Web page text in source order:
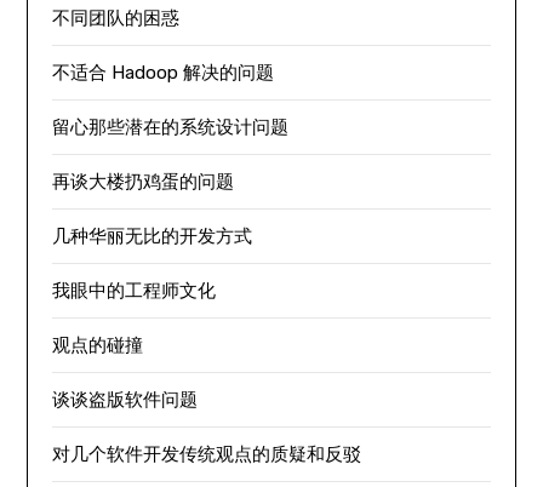
不同团队的困惑
不适合 Hadoop 解决的问题
留心那些潜在的系统设计问题
再谈大楼扔鸡蛋的问题
几种华丽无比的开发方式
我眼中的工程师文化
观点的碰撞
谈谈盗版软件问题
对几个软件开发传统观点的质疑和反驳